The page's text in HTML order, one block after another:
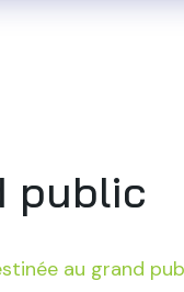
public
au grand